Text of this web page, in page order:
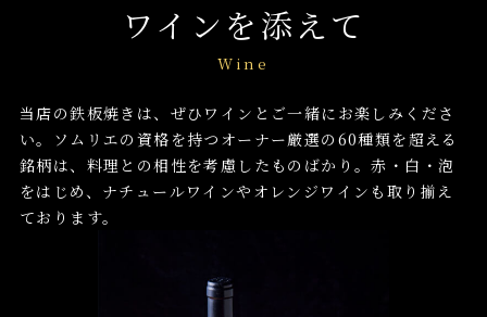
ワインを添えて
Wine
当店の鉄板焼きは、ぜひワインとご一緒にお楽しみくださ
い。ソムリエの資格を持つオーナー厳選の60種類を超える
銘柄は、料理との相性を考慮したものばかり。赤・白・泡
をはじめ、ナチュールワインやオレンジワインも取り揃え
ております。